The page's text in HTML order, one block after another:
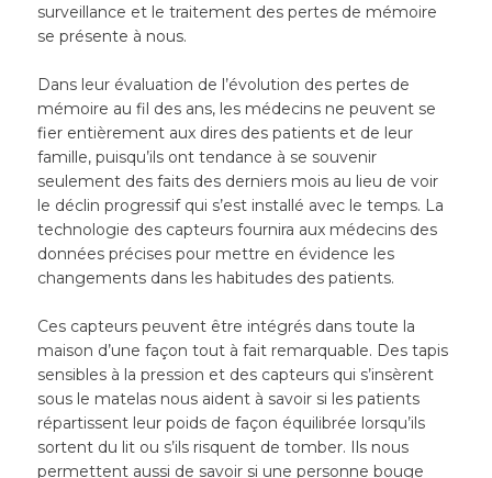
surveillance et le traitement des pertes de mémoire
se présente à nous.
Dans leur évaluation de l’évolution des pertes de
mémoire au fil des ans, les médecins ne peuvent se
fier entièrement aux dires des patients et de leur
famille, puisqu’ils ont tendance à se souvenir
seulement des faits des derniers mois au lieu de voir
le déclin progressif qui s’est installé avec le temps. La
technologie des capteurs fournira aux médecins des
données précises pour mettre en évidence les
changements dans les habitudes des patients.
Ces capteurs peuvent être intégrés dans toute la
maison d’une façon tout à fait remarquable. Des tapis
sensibles à la pression et des capteurs qui s’insèrent
sous le matelas nous aident à savoir si les patients
répartissent leur poids de façon équilibrée lorsqu’ils
sortent du lit ou s’ils risquent de tomber. Ils nous
permettent aussi de savoir si une personne bouge